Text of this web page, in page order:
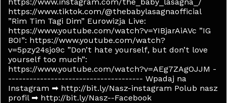
https://www.tiktok.com/@thebabylasagnaofficial
”Rim Tim Tagi Dim” Eurowizja Live:
https://www.youtube.com/watch?v=YIBjarAiAVc ”IG
BOI”: https://www.youtube.com/watch?
v=5pzy24sjo9c ”Don’t hate yourself, but don’t love
yourself too much”:
https://www.youtube.com/watch?v=AEg7ZAgOJJM -
-------------------------------------- Wpadaj na
Instagram ➡ http://bit.ly/Nasz-instagram Polub nasz
profil ➡ http://bit.ly/Nasz--Facebook